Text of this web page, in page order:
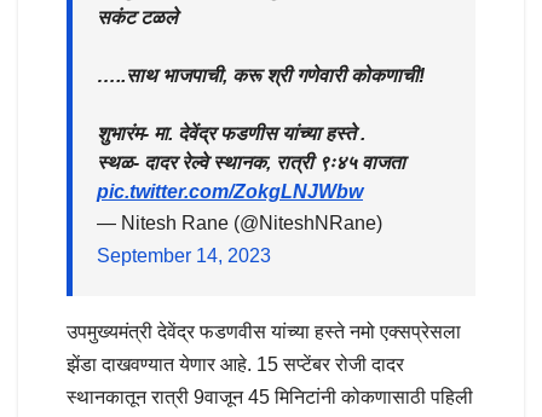
सकंट टळले
…..साथ भाजपाची, करू श्री गणेवारी कोकणाची!
शुभारंम- मा. देवेंद्र फडणीस यांच्या हस्ते .
स्थळ- दादर रेल्वे स्थानक, रात्री ९ः४५ वाजता
pic.twitter.com/ZokgLNJWbw
— Nitesh Rane (@NiteshNRane)
September 14, 2023
उपमुख्यमंत्री देवेंद्र फडणवीस यांच्या हस्ते नमो एक्सप्रेसला
झेंडा दाखवण्यात येणार आहे. 15 सप्टेंबर रोजी दादर
स्थानकातून रात्री 9वाजून 45 मिनिटांनी कोकणासाठी पहिली